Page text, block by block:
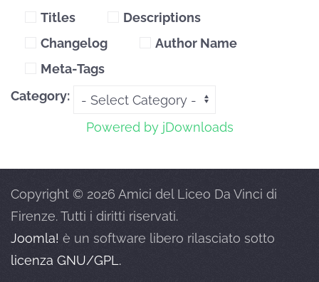
Titles
Descriptions
Changelog
Author Name
Meta-Tags
Category:
Powered by jDownloads
Copyright © 2026 Amici del Liceo Da Vinci di
Firenze. Tutti i diritti riservati.
Joomla! è un software libero rilasciato sotto
licenza GNU/GPL.